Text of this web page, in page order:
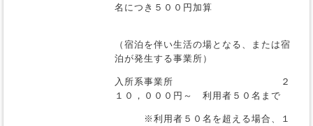
名につき５００円加算
（宿泊を伴い生活の場となる、または宿
泊が発生する事業所）
入所系事業所 ２
１０，０００円～ 利用者５０名まで
※利用者５０名を超える場合、１